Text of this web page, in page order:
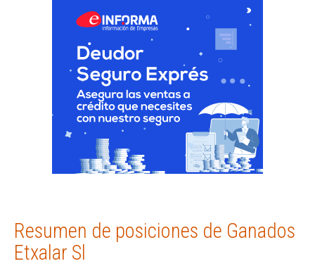
Resumen de posiciones de Ganados
Etxalar Sl